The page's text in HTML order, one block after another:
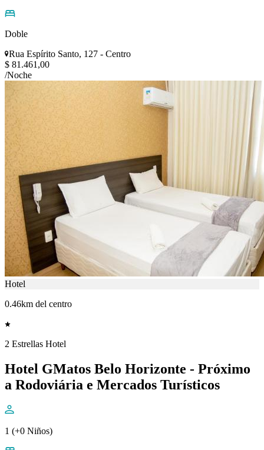
Doble
Rua Espírito Santo, 127 - Centro
$ 81.461,00
/Noche
Hotel
0.46km del centro
2 Estrellas Hotel
Hotel GMatos Belo Horizonte - Próximo
a Rodoviária e Mercados Turísticos
1 (+0 Niños)